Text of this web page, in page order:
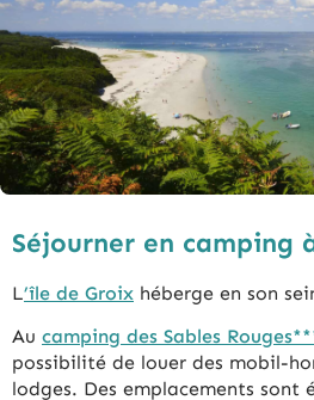
Séjourner en camping
L’île de Groix héberge en son
Au camping des Sables
possibilité de louer des mobil-
lodges. Des emplacements sont